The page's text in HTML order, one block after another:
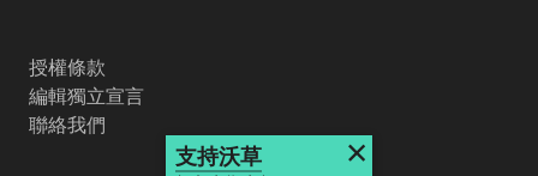
授權條款
編輯獨立宣言
聯絡我們
支持沃草 ×